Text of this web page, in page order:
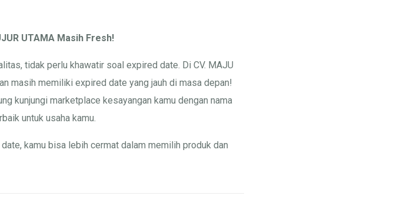
UTAMA Masih Fresh!
tidak perlu khawatir soal expired date. Di CV. MAJU
masih memiliki expired date yang jauh di masa depan!
kunjungi marketplace kesayangan kamu dengan nama
untuk usaha kamu.
kamu bisa lebih cermat dalam memilih produk dan